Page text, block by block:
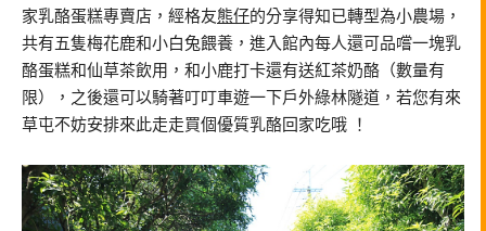
家乳酪蛋糕專賣店，經格友熊仔的分享得知已轉型為小農場，
共有五隻梅花鹿和小白兔餵養，進入館內每人還可品嚐一塊乳
酪蛋糕和仙草茶飲用，和小鹿打卡還有送紅茶奶酪（數量有
限），之後還可以騎著叮叮車遊一下戶外綠林隧道，若您有來
草屯不妨安排來此走走買個優質乳酪回家吃哦 ！